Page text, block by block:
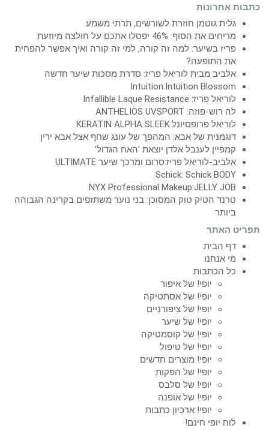
כתבות אחרונות
גלית גוטמן חוזרת לשורשים, תרתי משמע
מריחים את הסוף: 46% יפסלו אתכם על חולצה מיוזעת
פריז בשיער: למה זה קורה, למי זה קורה ואיך אפשר להפחית
את התופעה?
אלביב מבית לוריאל פריז: סדרת מסכות שיער חדשה
Intuition:Intuition Blossom
לוריאל פריז: Infallible Laque Resistance
לה רוש-פוזה: ANTHELIOS UVSPORT
לוריאל פרופסיונל:KERATIN ALPHA SLEEK
דוגמנית של אבא: המהפך של עונג שחף אצל אבא ירין
קמפיין לענבל אלדן יוצאת 'האח הגדול'
אלביב-לוריאל פריז:סרום ומרכך שיער ULTIMATE
Schick: Schick BODY
NYX Professional Makeup:JELLY JOB
טרנד הטיק טוק המסוכן: בני נוער משתזפים בקרינה הגבוהה
ביותר
תפריט האתר
דף הבית
מי אנחנו
כל הכתבות
יופי! של איפור
יופי! של אסתטיקה
יופי! של ציפורניים
יופי! של שיער
יופי! של קוסמטיקה
יופי! של טיפול
יופי! מוצרים חדשים
יופי! של הפקות
יופי! של סלבס
יופי! של אופנה
יופי! ארכיון כתבות
לוח יופי חינם!